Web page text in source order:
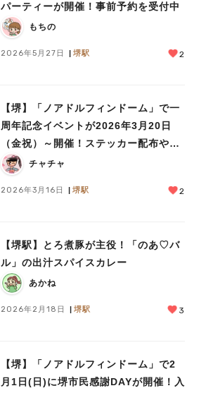
パーティーが開催！事前予約を受付中
もちの
2026年5月27日 堺駅 2
【堺】「ノアドルフィンドーム」で一
周年記念イベントが2026年3月20日
（金祝）～開催！ステッカー配布や特
別割引など！
チャチャ
2026年3月16日 堺駅 2
【堺駅】とろ煮豚が主役！「のあ♡バ
ル」の出汁スパイスカレー
あかね
2026年2月18日 堺駅 3
【堺】「ノアドルフィンドーム」で2
月1日(日)に堺市民感謝DAYが開催！入